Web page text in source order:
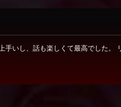
手いし、話も楽しくて最高でした。